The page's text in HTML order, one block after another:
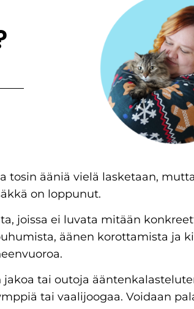
tosin ääniä vielä lasketaan,
on loppunut.
joissa ei luvata mitään
äänen korottamista ja
tai outoja
tai vaalijoogaa. Voidaan